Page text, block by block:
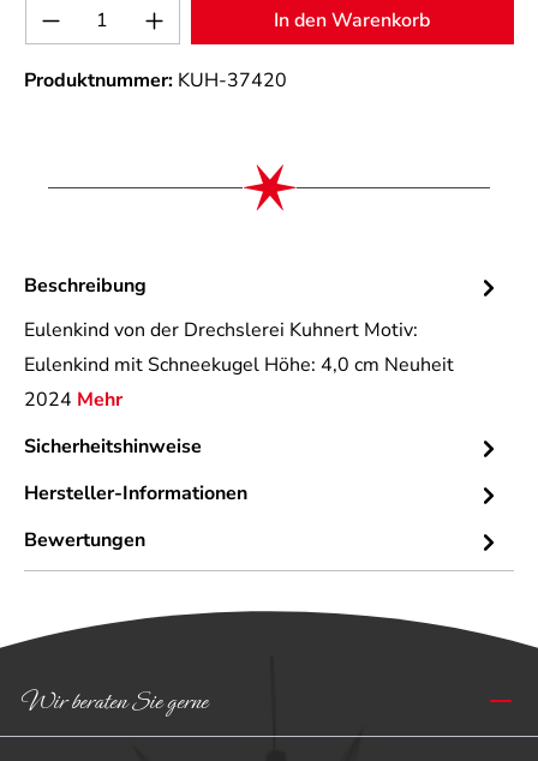
Produkt Anzahl: Gib den gewünschten
In den Warenkorb
Produktnummer: KUH-37420
Beschreibung
Eulenkind von der Drechslerei Kuhnert Motiv:
Eulenkind mit Schneekugel Höhe: 4,0 cm Neuheit
2024 Mehr
Sicherheitshinweise
Hersteller-Informationen
Bewertungen
Wir beraten Sie gerne